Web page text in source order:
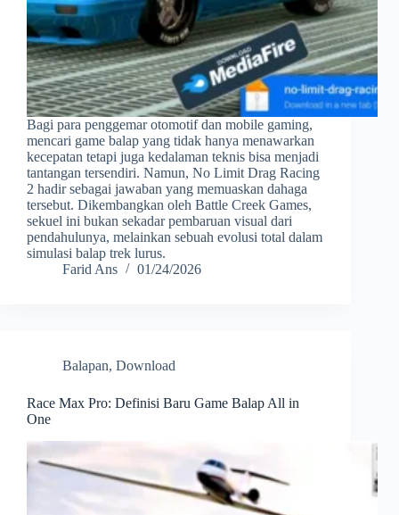
Bagi para penggemar otomotif dan mobile gaming,
mencari game balap yang tidak hanya menawarkan
kecepatan tetapi juga kedalaman teknis bisa menjadi
tantangan tersendiri. Namun, No Limit Drag Racing
2 hadir sebagai jawaban yang memuaskan dahaga
tersebut. Dikembangkan oleh Battle Creek Games,
sekuel ini bukan sekadar pembaruan visual dari
pendahulunya, melainkan sebuah evolusi total dalam
simulasi balap trek lurus.
Farid Ans
01/24/2026
Balapan, Download
Race Max Pro: Definisi Baru Game Balap All in
One